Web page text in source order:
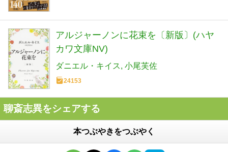
アルジャーノンに花束を〔新版〕(ハヤ
カワ文庫NV)
ダニエル・キイス 小尾芙佐
24153
聊斎志異をシェアする
本つぶやきをつぶやく